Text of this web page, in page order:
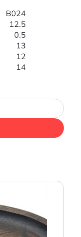
B024
12.5
0.5
13
12
14